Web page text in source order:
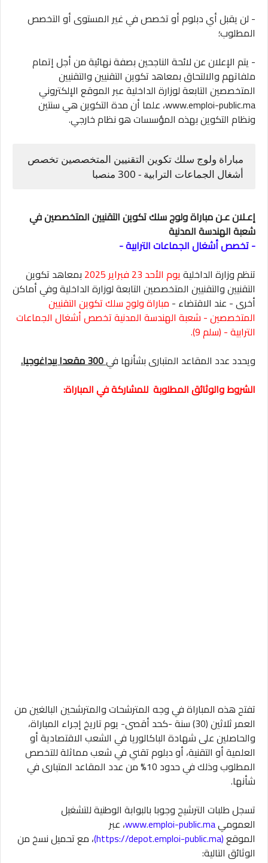
- لن يقبل أي دبلوم أو تخصص في غير المستوى أو التخصص
المطلوب؛
- يتم الإعلان عن لائحة الناجحين بصفة نهائية من أجل إتمام
ملفاتهم والالتحاق بمعاهد تكوين التقنيين والتقنيين
المتخصصين التابعة لوزارة الداخلية عبر الموقع الإلكتروني
www.emploi-public.ma، علما أن مدة التكوين هي سنتين
ونظام التكوين بهذه المؤسسات هو نظام خارجي.
مباراة ولوج سلك تكوين التقنيين المتخصصين تخصص
أشغال الجماعات الترابية - 300 منصبا
إعـلان عـن مباراة ولوج سلك تكوين التقنيين المتخصصين في
شعبة الهندسة المدنية
- تخصص أشغال الجماعات الترابية -
تنظم وزارة الداخليةيوم الأحد 23 فبراير 2025
بمعاهد تكوين
التقنيين والتقنيين المتخصصين التابعة لوزارة الداخلية وفي أماكن
أخرى - عند الاقتضاء - مباراة ولوج سلك تكوين التقنيين
المتخصصين - شعبة الهندسة المدنية تخصص أشغال الجماعات
الترابية - (سلم 9).
ويحدد عدد المقاعد المتبارى بشأنها في300 مقعدا بيداغوجيا.
الشروط والوثائق المطلوبة للمشاركة في المباراة:
تفتح هذه المباراة في وجه المترشحات والمترشحين البالغين من
العمر ثلاثين (30) سنة -كحد أقصى- يوم تاريخ إجراء المباراة،
والحاصلين على شهادة الباكالوريا في الشعب الاقتصادية أو
العلمية أو التقنية، أو دبلوم تقني في شعب مماثلة للتخصص
المطلوب وذلك في حدود 10% من عدد المقاعد المتبارى في
شأنها.
تسجل طلبات الترشيح وجوبا بالبوابة الوطنية للتشغيل
العموميwww.emploi-public.ma، عبر
الموقع(https://depot.emploi-public.ma)
، مع تحميل نسخ من
الوثائق التالية: